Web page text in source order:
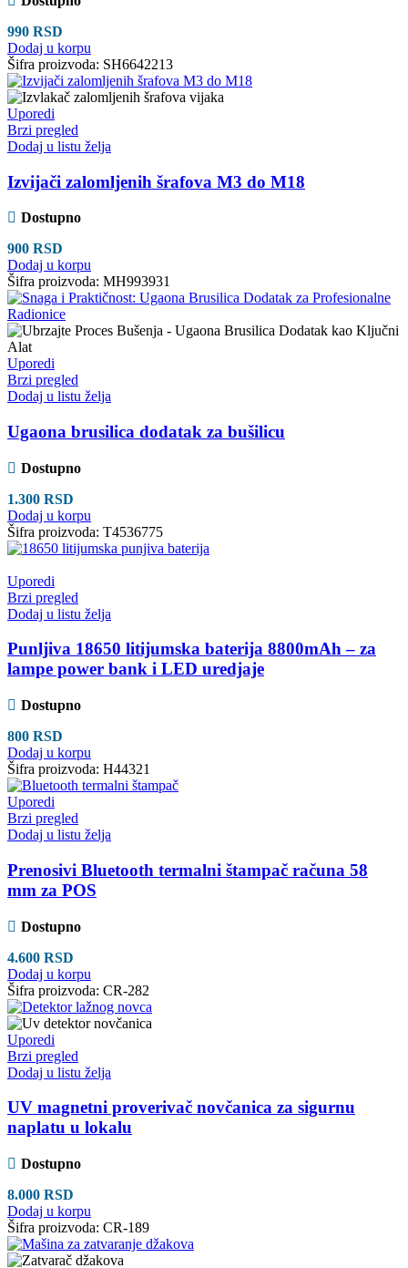
990 RSD
Dodaj u korpu
Šifra proizvoda: SH6642213
Uporedi
Brzi pregled
Dodaj u listu želja
Izvijači zalomljenih šrafova M3 do M18
Dostupno
900 RSD
Dodaj u korpu
Šifra proizvoda: MH993931
Uporedi
Brzi pregled
Dodaj u listu želja
Ugaona brusilica dodatak za bušilicu
Dostupno
1.300 RSD
Dodaj u korpu
Šifra proizvoda: T4536775
Uporedi
Brzi pregled
Dodaj u listu želja
Punljiva 18650 litijumska baterija 8800mAh – za
lampe power bank i LED uredjaje
Dostupno
800 RSD
Dodaj u korpu
Šifra proizvoda: H44321
Uporedi
Brzi pregled
Dodaj u listu želja
Prenosivi Bluetooth termalni štampač računa 58
mm za POS
Dostupno
4.600 RSD
Dodaj u korpu
Šifra proizvoda: CR-282
Uporedi
Brzi pregled
Dodaj u listu želja
UV magnetni proverivač novčanica za sigurnu
naplatu u lokalu
Dostupno
8.000 RSD
Dodaj u korpu
Šifra proizvoda: CR-189